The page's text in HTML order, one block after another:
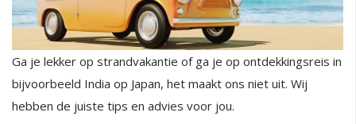
Ga je lekker op strandvakantie of ga je op ontdekkingsreis in
bijvoorbeeld India op Japan, het maakt ons niet uit. Wij
hebben de juiste tips en advies voor jou.